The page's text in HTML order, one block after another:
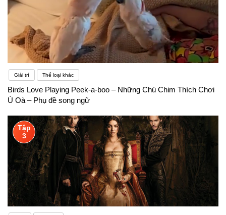
Giải trí Thể loại khác
Birds Love Playing Peek-a-boo – Những Chú Chim Thích Chơi
Ú Oà – Phụ đề song ngữ
Tập
3